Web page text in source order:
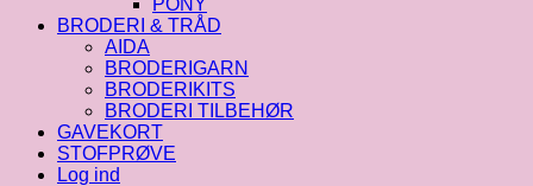
BRODERI & TRÅD
AIDA
BRODERIGARN
BRODERIKITS
BRODERI TILBEHØR
GAVEKORT
STOFPRØVE
Log ind